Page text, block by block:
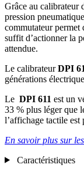
Grâce au calibrateur
pression
commutateur permet
suffit d’actionner la
attendue.
Le calibrateurDPI
générations
Le DPI 611 est un
33 % plus léger que
l’affichage tactile
En savoir plus sur
Caractéristiques